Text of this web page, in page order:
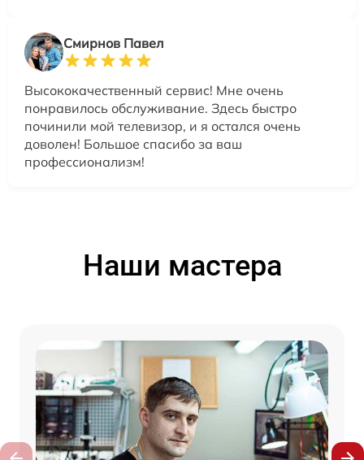
Смирнов Павел
Высококачественный сервис! Мне очень
понравилось обслуживание. Здесь быстро
починили мой телевизор, и я остался очень
доволен! Большое спасибо за ваш
профессионализм!
Наши мастера